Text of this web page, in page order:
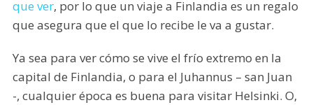
que ver, por lo que un viaje a Finlandia es un regalo
que asegura que el que lo recibe le va a gustar.
Ya sea para ver cómo se vive el frío extremo en la
capital de Finlandia, o para el Juhannus – san Juan
-, cualquier época es buena para visitar Helsinki. O,